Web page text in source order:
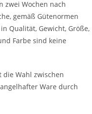
zwei Wochen nach
gemäß Gütenormen
Qualität, Gewicht, Größe,
Farbe sind keine
Wahl zwischen
Ware durch